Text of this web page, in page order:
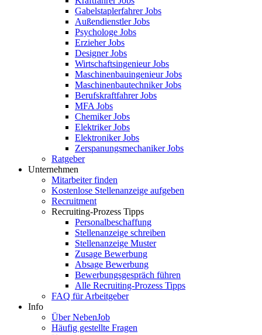
Gabelstaplerfahrer Jobs
Außendienstler Jobs
Psychologe Jobs
Erzieher Jobs
Designer Jobs
Wirtschaftsingenieur Jobs
Maschinenbauingenieur Jobs
Maschinenbautechniker Jobs
Berufskraftfahrer Jobs
MFA Jobs
Chemiker Jobs
Elektriker Jobs
Elektroniker Jobs
Zerspanungsmechaniker Jobs
Ratgeber
Unternehmen
Mitarbeiter finden
Kostenlose Stellenanzeige aufgeben
Recruitment
Recruiting-Prozess Tipps
Personalbeschaffung
Stellenanzeige schreiben
Stellenanzeige Muster
Zusage Bewerbung
Absage Bewerbung
Bewerbungsgespräch führen
Alle Recruiting-Prozess Tipps
FAQ für Arbeitgeber
Info
Über NebenJob
Häufig gestellte Fragen